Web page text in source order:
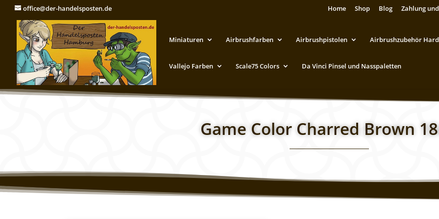
office@der-handelsposten.de Home Shop Blog Zahlung
Miniaturen Airbrushfarben Airbrushpistolen Airbrushzubehör
Vallejo Farben Scale75 Colors Da Vinci Pinsel und Nasspaletten
Game Color Charred Brown